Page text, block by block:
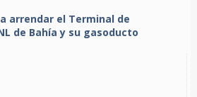
arrendar el Terminal de
de Bahía y su gasoducto